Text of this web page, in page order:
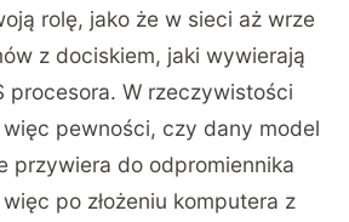
rolę, jako że w sieci aż wrze
z dociskiem, jaki wywierają
procesora. W rzeczywistości
pewności, czy dany model
przywiera do odpromiennika
po złożeniu komputera z